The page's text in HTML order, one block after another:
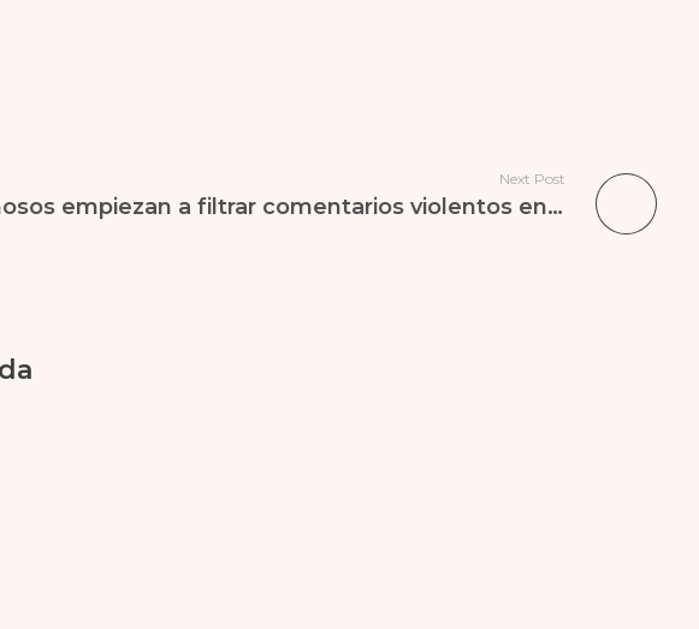
Next Post
Los famosos empiezan a filtrar comentarios violentos en las redes